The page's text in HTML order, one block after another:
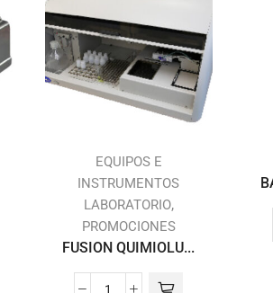
EQUIPOS E
INSTRUMENTOS
LABORATORIO,
PROMOCIONES
FUSION QUIMIOLU...